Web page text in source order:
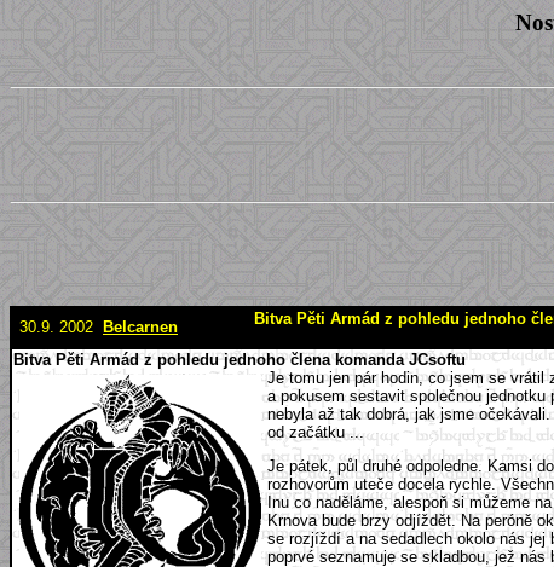
30.9. 2002 Belcarnen
Bitva Pěti Armád z pohledu jednoho
Bitva Pěti Armád z pohledu jednoho člena komanda JCsoftu
Je tomu jen pár hodin, co jsem se
a pokusem sestavit společnou
nebyla až tak dobrá, jak jsme
od začátku ...
Je pátek, půl druhé odpoledne. Kamsi
rozhovorům uteče docela rychle.
Inu co naděláme, alespoň si můžeme
Krnova bude brzy odjíždět. Na peróně
se rozjíždí a na sedadlech okolo nás
poprvé seznamuje se skladbou, jež